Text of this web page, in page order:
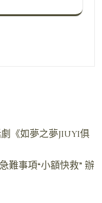
《如夢之夢JIUYI俱
難事項“小額快救” 辦